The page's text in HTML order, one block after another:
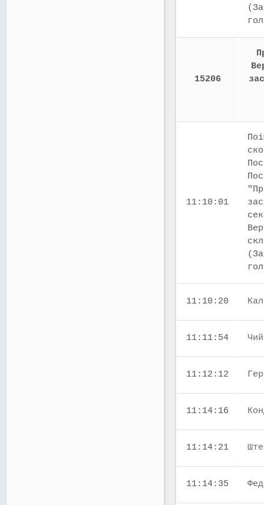
15206
11:10:01
11:10:20
11:11:54
11:12:12
11:14:16
11:14:21
11:14:35